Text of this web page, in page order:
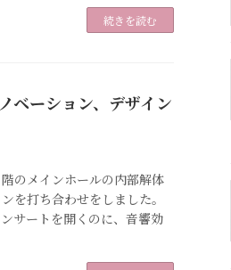
続きを読む
ベーション、デザイン
のメインホールの内部解体
を打ち合わせをしました。
サートを開くのに、音響効